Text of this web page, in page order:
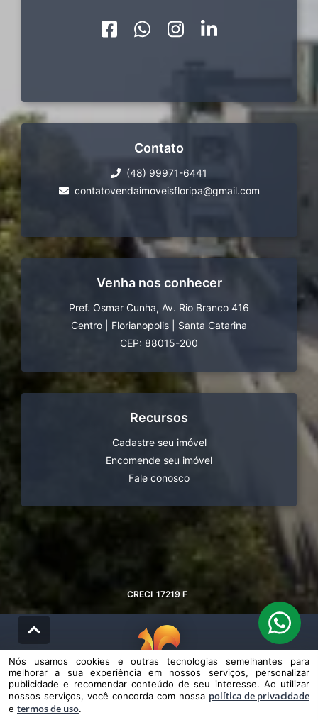
Contato
(48) 99971-6441
contatovendaimoveisfloripa@gmail.com
Venha nos conhecer
Pref. Osmar Cunha, Av. Rio Branco 416
Centro
Florianopolis
Santa Catarina
CEP: 88015-200
Recursos
Cadastre seu imóvel
Encomende seu imóvel
Fale conosco
CRECI 17219 F
© DESENVOLVIDO PELAAGIL.NET
Nós usamos cookies e outras tecnologias semelhantes para melhorar a
sua experiência em nossos serviços, personalizar publicidade e
Nós usamos cookies e outras tecnologias semelhantes para
melhorar a sua experiência em nossos serviços, personalizar
publicidade e recomendar conteúdo de seu interesse. Ao utilizar
nossos serviços, você concorda com nossa política de privacidade
e termos de uso.